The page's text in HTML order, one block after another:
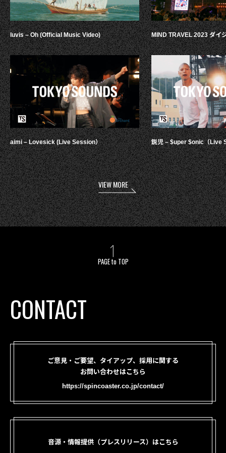
luvis – Oh (Official Music Video)
aimi – Lovesick (Live Session）
MIND TRAVEL 2023 ダイ
鋭児 – $uper $onic（Live
VIEW MORE
PAGE to TOP
CONTACT
ご意見・ご要望、タイアップ、採用に関する
お問い合わせはこちら
https://spincoaster.co.jp/contact/
音源・情報提供（プレスリリース）はこちら